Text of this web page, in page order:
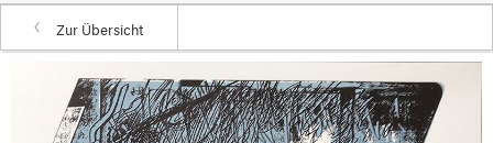
Zur Übersicht